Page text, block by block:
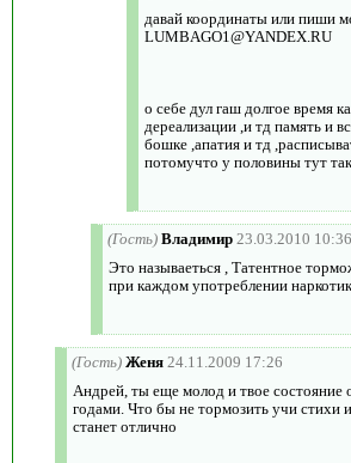
давай координаты или пиши
LUMBAGO1@YANDEX.RU
о себе дул гаш долгое время
дереализации ,и тд память и
бошке ,апатия и тд
потомучто у половины тут
(Гость) Владимир 23.03.2010 10:36
Это называеться , Татентное
при каждом употреблении
(Гость) Женя 24.11.2009 17:26
Андрей, ты еще молод и твое состояние
годами. Что бы не тормозить учи стихи
станет отлично